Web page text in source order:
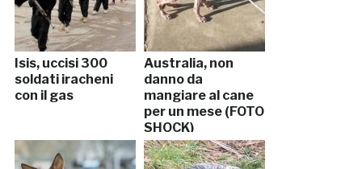
Isis, uccisi 300
soldati iracheni
con il gas
Australia, non
danno da
mangiare al cane
per un mese (FOTO
SHOCK)